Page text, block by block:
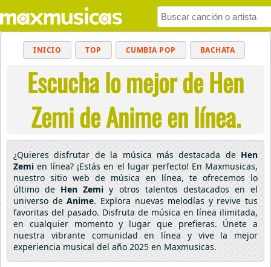
INICIO TOP CUMBIA POP BACHATA
MUSICA CRISTIANA REGGAETON
BALADAS ALTERNATIVO ELECTRÓNICA
CUMBIAS
Escucha lo mejor de Hen
Zemi de Anime en línea.
¿Quieres disfrutar de la música más destacada de Hen
Zemi en línea? ¡Estás en el lugar perfecto! En Maxmusicas,
nuestro sitio web de música en línea, te ofrecemos lo
último de Hen Zemi y otros talentos destacados en el
universo deAnime. Explora nuevas melodías y revive tus
favoritas del pasado. Disfruta de música en línea ilimitada,
en cualquier momento y lugar que prefieras. Únete a
nuestra vibrante comunidad en línea y vive la mejor
experiencia musical del año 2025 en Maxmusicas.